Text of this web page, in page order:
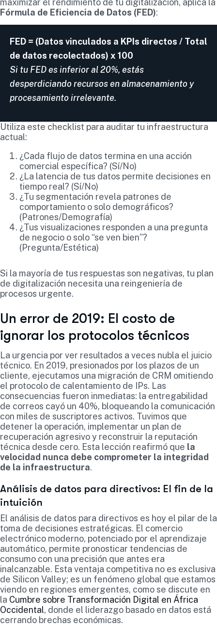
maximizar el rendimiento de tu digitalización, aplica la
Fórmula de Eficiencia de Datos (FED):
FED = (Datos vinculados a KPIs directos / Total
de datos recolectados) x 100
Si tu FED es inferior al 20%, estás
desperdiciando recursos en almacenamiento y
procesamiento irrelevante.
Utiliza este checklist para auditar tu infraestructura
actual:
¿Cada flujo de datos termina en una acción
comercial específica? (Sí/No)
¿La latencia de tus datos permite decisiones en
tiempo real? (Sí/No)
¿Tu segmentación revela patrones de
comportamiento o solo demográficos?
(Patrones/Demografía)
¿Tus visualizaciones responden a una pregunta
de negocio o solo “se ven bien”?
(Pregunta/Estética)
Si la mayoría de tus respuestas son negativas, tu plan
de digitalización necesita una reingeniería de
procesos urgente.
Un error de 2019: El costo de
ignorar los protocolos técnicos
La urgencia por ver resultados a veces nubla el juicio
técnico. En 2019, presionados por los plazos de un
cliente, ejecutamos una migración de CRM omitiendo
el protocolo de calentamiento de IPs. Las
consecuencias fueron inmediatas: la entregabilidad
de correos cayó un 40%, bloqueando la comunicación
con miles de suscriptores activos. Tuvimos que
detener la operación, implementar un plan de
recuperación agresivo y reconstruir la reputación
técnica desde cero. Esta lección reafirmó que la
velocidad nunca debe comprometer la integridad
de la infraestructura.
Análisis de datos para directivos: El fin de la
intuición
El análisis de datos para directivos es hoy el pilar de la
toma de decisiones estratégicas. El comercio
electrónico moderno, potenciado por el aprendizaje
automático, permite pronosticar tendencias de
consumo con una precisión que antes era
inalcanzable. Esta ventaja competitiva no es exclusiva
de Silicon Valley; es un fenómeno global que estamos
viendo en regiones emergentes, como se discute en
la Cumbre sobre Transformación Digital en África
Occidental, donde el liderazgo basado en datos está
cerrando brechas económicas.